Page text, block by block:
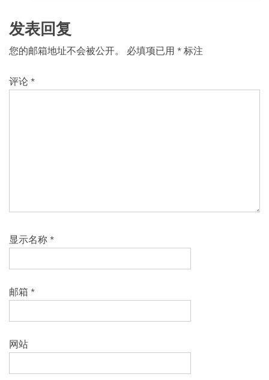
发表回复
您的邮箱地址不会被公开。 必填项已用 * 标注
评论 *
显示名称 *
邮箱 *
网站